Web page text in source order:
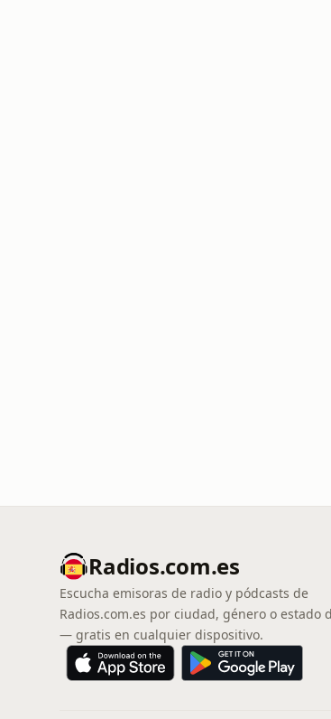
Radios.com.es
Escucha emisoras de radio y pódcasts de
Radios.com.es por ciudad, género o estado
— gratis en cualquier dispositivo.